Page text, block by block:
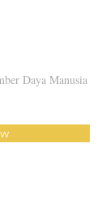
Daya Manusia